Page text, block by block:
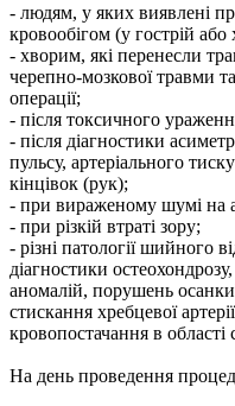
- людям, у яких виявлені
кровообігом (у гострій або
- хворим, які перенесли
черепно-мозкової травми
операції;
- після токсичного
- після діагностики
пульсу, артеріального
кінцівок (рук);
- при вираженому шумі на
- при різкій втраті зору;
- різні патології шийного
діагностики
аномалій, порушень
стискання хребцевої
кровопостачання в
На день проведення